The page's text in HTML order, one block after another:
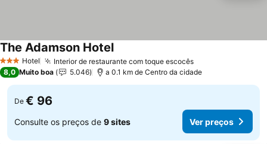
3 EstrelasHotel Interior de restaurante com toque escocêsVer preços
The Adamson HotelVer preços
8,0 Muito boa 5.046 a 0.1 km de Centro da cidade
De € 96
Consulte os preços de 9 sites Ver preços